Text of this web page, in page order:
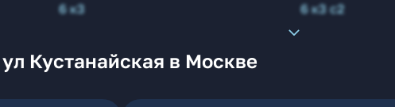
6 к3 6 к3 с2
Кустанайская в Москве